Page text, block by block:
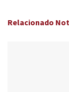
Relacionado